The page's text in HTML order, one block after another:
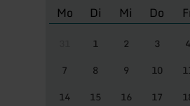
Mo Di Mi Do
1 2 3 4
7
8 9 10
14
15 16 17